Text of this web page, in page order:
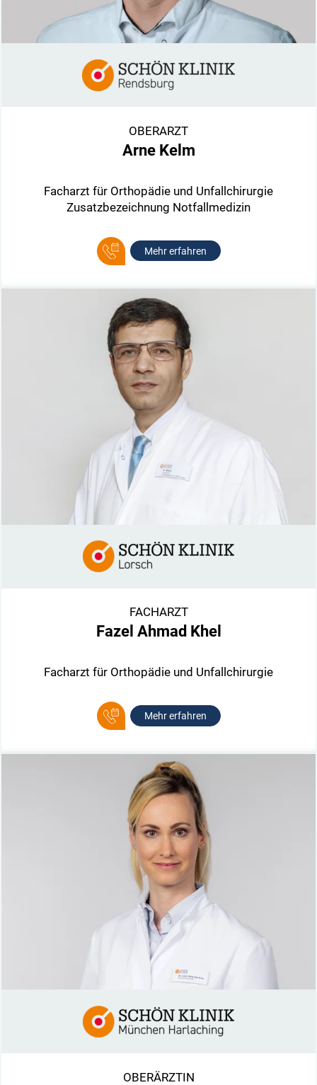
OBERARZT
Arne Kelm
Facharzt für Orthopädie und Unfallchirurgie
Zusatzbezeichnung Notfallmedizin
Mehr erfahren
FACHARZT
Fazel Ahmad Khel
Facharzt für Orthopädie und Unfallchirurgie
Mehr erfahren
OBERÄRZTIN